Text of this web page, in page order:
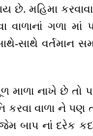
છે. મહિમા
વાળાનાં ગળા માં
સાથે વર્તમાન
નાખે છે તો
કરવા વાળા ને પણ
જેમ બાપ નાંં દરેક